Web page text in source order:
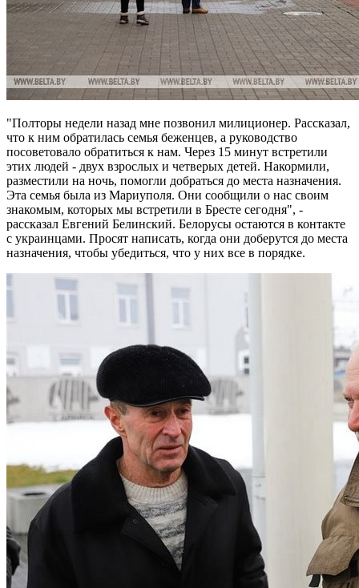
"Полторы недели назад мне позвонил милиционер. Рассказал,
что к ним обратилась семья беженцев, а руководство
посоветовало обратиться к нам. Через 15 минут встретили
этих людей - двух взрослых и четверых детей. Накормили,
разместили на ночь, помогли добраться до места назначения.
Эта семья была из Мариуполя. Они сообщили о нас своим
знакомым, которых мы встретили в Бресте сегодня", -
рассказал Евгений Белинский. Белорусы остаются в контакте
с украинцами. Просят написать, когда они доберутся до места
назначения, чтобы убедиться, что у них все в порядке.